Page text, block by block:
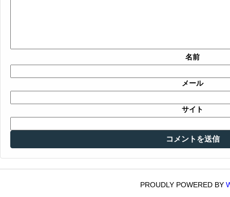
名前
メール
サイト
PROUDLY POWERED BY